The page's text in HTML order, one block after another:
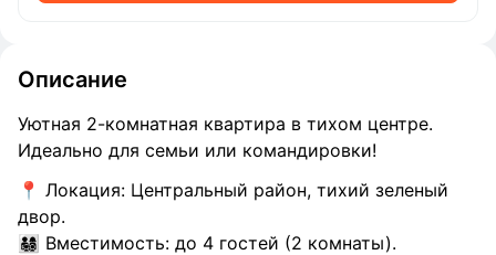
Описание
Уютная 2-комнатная квартира в тихом центре.
Идеально для семьи или командировки!
📍 Локация: Центральный район, тихий зеленый
двор.
👨‍👩‍👧‍👦 Вместимость: до 4 гостей (2 комнаты).